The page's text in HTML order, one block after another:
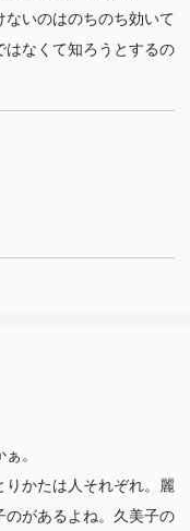
いのはのちのち効いて
はなくて知ろうとするの
。
かたは人それぞれ。麗
があるよね。久美子の